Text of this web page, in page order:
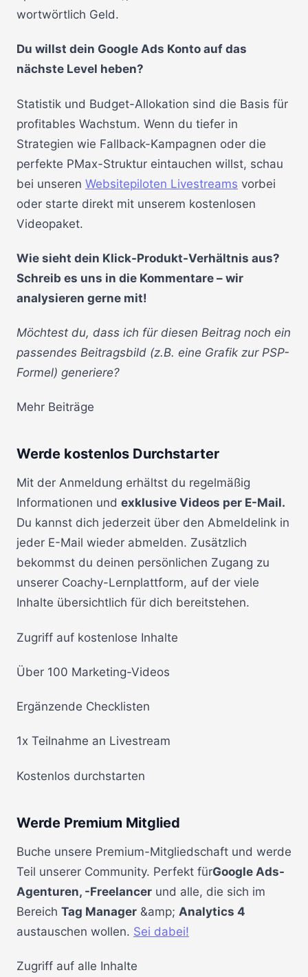
wortwörtlich Geld.
Du willst dein Google Ads Konto auf das
nächste Level heben?
Statistik und Budget-Allokation sind die Basis für
profitables Wachstum. Wenn du tiefer in
Strategien wie Fallback-Kampagnen oder die
perfekte PMax-Struktur eintauchen willst, schau
bei unseren Websitepiloten Livestreams vorbei
oder starte direkt mit unserem kostenlosen
Videopaket.
Wie sieht dein Klick-Produkt-Verhältnis aus?
Schreib es uns in die Kommentare – wir
analysieren gerne mit!
Möchtest du, dass ich für diesen Beitrag noch ein
passendes Beitragsbild (z.B. eine Grafik zur PSP-
Formel) generiere?
Mehr Beiträge
Werde kostenlos Durchstarter
Mit der Anmeldung erhältst du regelmäßig
Informationen und exklusive Videos per E-Mail.
Du kannst dich jederzeit über den Abmeldelink in
jeder E-Mail wieder abmelden. Zusätzlich
bekommst du deinen persönlichen Zugang zu
unserer Coachy-Lernplattform, auf der viele
Inhalte übersichtlich für dich bereitstehen.
Zugriff auf kostenlose Inhalte
Über 100 Marketing-Videos
Ergänzende Checklisten
1x Teilnahme an Livestream
Kostenlos durchstarten
Werde Premium Mitglied
Buche unsere Premium-Mitgliedschaft und werde
Teil unserer Community. Perfekt fürGoogle Ads-
Agenturen, -Freelancer und alle, die sich im
Bereich Tag Manager &amp; Analytics 4
austauschen wollen. Sei dabei!
Zugriff auf alle Inhalte